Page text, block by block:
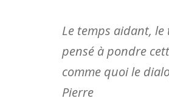
Le temps aidant,
pensé à pondre
comme quoi le
Pierre